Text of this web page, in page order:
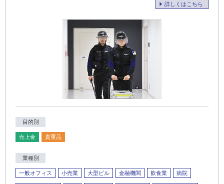
詳しくはこちら
目的別
売上金 貴重品
業種別
一般オフィス 小売業 大型ビル 金融機関 飲食業 病院